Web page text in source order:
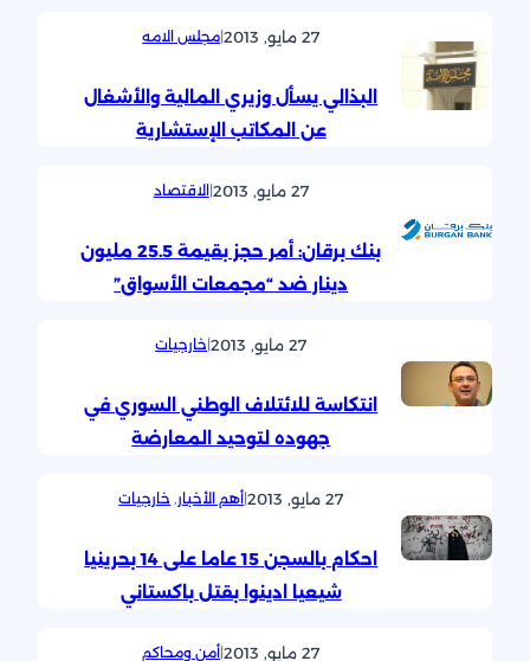
27 مايو, 2013 |مجلس الامه
البذالي يسأل وزيري المالية والأشغال
عن المكاتب الإستشارية
27 مايو, 2013 |الاقتصاد
بنك برقان: أمر حجز بقيمة 25.5 مليون
دينار ضد “مجمعات الأسواق”
27 مايو, 2013 |خارجيات
انتكاسة للائتلاف الوطني السوري في
جهوده لتوحيد المعارضة
27 مايو, 2013 |أهم الأخبار, خارجيات
احكام بالسجن 15 عاما على 14 بحرينيا
شيعيا ادينوا بقتل باكستاني
27 مايو, 2013 |أمن ومحاكم